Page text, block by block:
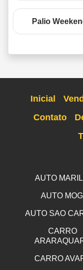
Palio
Inicial
Contato
AUTO
AUTO MOGI
AUTO SAO
CARRO
CARRO